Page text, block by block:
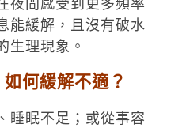
夜間感受到更多頻率
能緩解，且沒有破水
生理現象。
何緩解不適？
睡眠不足；或從事容